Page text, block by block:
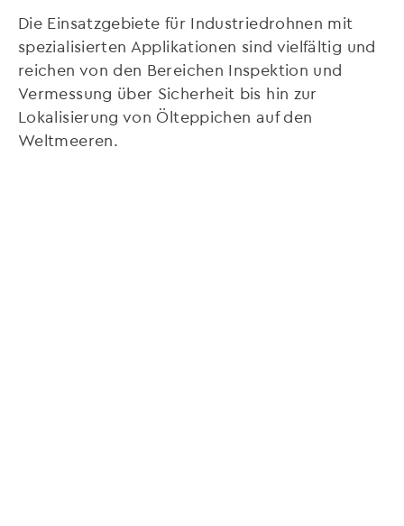
Die Einsatzgebiete für Industriedrohnen mit
spezialisierten Applikationen sind vielfältig und
reichen von den Bereichen Inspektion und
Vermessung über Sicherheit bis hin zur
Lokalisierung von Ölteppichen auf den
Weltmeeren.